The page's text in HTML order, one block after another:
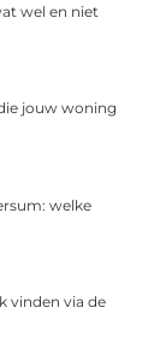
wel en niet
jouw woning
welke
vinden via de